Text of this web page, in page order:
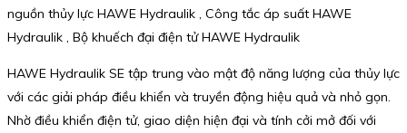
nguồn thủy lực HAWE Hydraulik , Công tắc áp suất HAWE
Hydraulik , Bộ khuếch đại điện tử HAWE Hydraulik
HAWE Hydraulik SE tập trung vào mật độ năng lượng của thủy lực
với các giải pháp điều khiển và truyền động hiệu quả và nhỏ gọn.
Nhờ điều khiển điện tử, giao diện hiện đại và tính cởi mở đối với